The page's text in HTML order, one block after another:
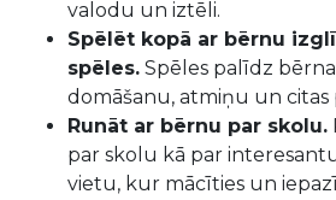
valodu un iztēli.
Spēlēt kopā ar bērnu
spēles. Spēles palīdz
domāšanu, atmiņu un citas
Runāt ar bērnu par skolu.
par skolu kā par
vietu, kur mācīties un